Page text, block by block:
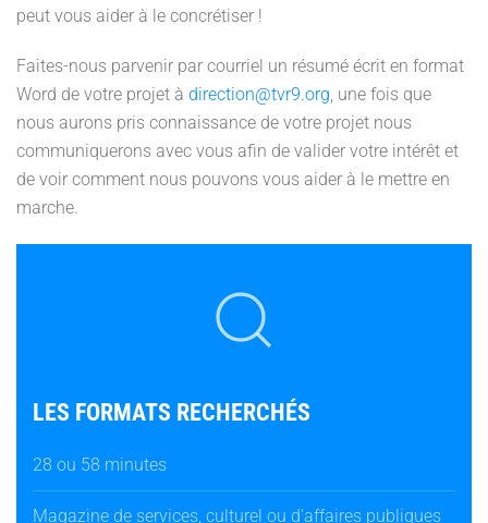
peut vous aider à le concrétiser !
Faites-nous parvenir par courriel un résumé écrit en format
Word de votre projet à direction@tvr9.org, une fois que
nous aurons pris connaissance de votre projet nous
communiquerons avec vous afin de valider votre intérêt et
de voir comment nous pouvons vous aider à le mettre en
marche.
LES FORMATS RECHERCHÉS
28 ou 58 minutes
Magazine de services, culturel ou d'affaires publiques